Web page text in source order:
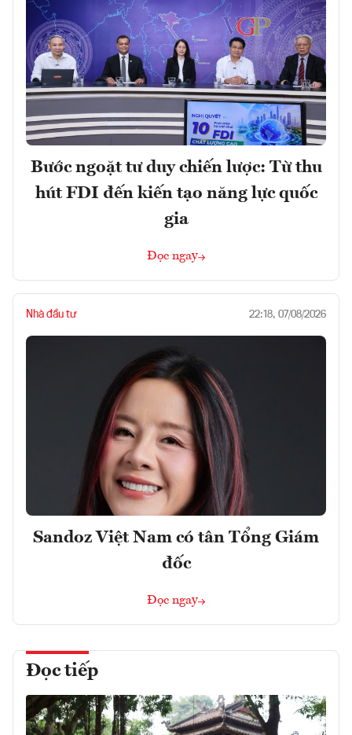
Bước ngoặt tư duy chiến lược: Từ thu
hút FDI đến kiến tạo năng lực quốc
gia
Đọc ngay
Nhà đầu tư 22:18, 07/08/2026
Sandoz Việt Nam có tân Tổng Giám
đốc
Đọc ngay
Đọc tiếp